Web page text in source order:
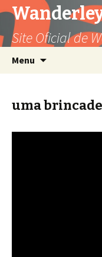
Site Oficial de
Menu
uma